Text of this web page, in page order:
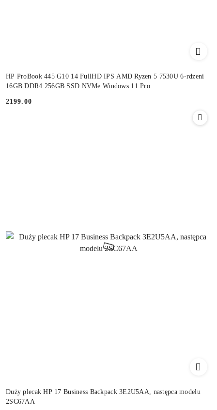
HP ProBook 445 G10 14 FullHD IPS AMD Ryzen 5 7530U 6-rdzeni
16GB DDR4 256GB SSD NVMe Windows 11 Pro
Cena:
2199.00
Duży plecak HP 17 Business Backpack 3E2U5AA, następca modelu
2SC67AA